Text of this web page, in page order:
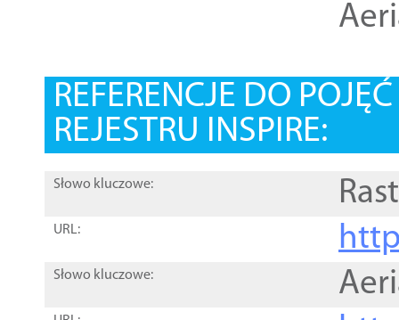
REFERENCJE DO
REJESTRU INSPIRE:
Słowo kluczowe:
URL:
Słowo kluczowe: